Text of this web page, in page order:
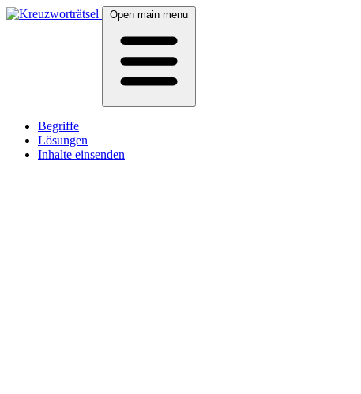
Open main menu
Begriffe
Lösungen
Inhalte einsenden